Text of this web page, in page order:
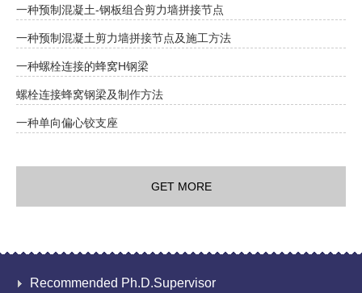
一种预制混凝土-钢板组合剪力墙拼接节点
一种预制混凝土剪力墙拼接节点及施工方法
一种螺栓连接的蜂窝H钢梁
螺栓连接蜂窝钢梁及制作方法
一种单向偏心铰支座
GET MORE
Recommended Ph.D.Supervisor